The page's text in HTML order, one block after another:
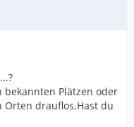
Plätzen oder
Orten drauflos.Hast du